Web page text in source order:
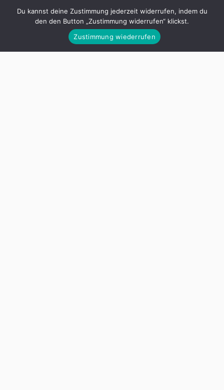
Menschen ihre Lese-, Seh- und Hörgewohnheiten vor.
Ihre Lieblingsautoren, die wichtigsten Webseiten, tollsten
Magazine, Zeitungen und Radiosendungen – aber auch
Du kannst deine Zustimmung jederzeit widerrufen, indem du
den den Button „Zustimmung widerrufen“ klickst.
Zustimmung wiederrufen